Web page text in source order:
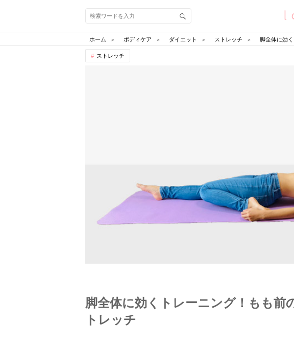
ホーム ボディケア ダイエット ストレッチ 脚全体に効
ストレッチ
脚全体に効くトレーニング！もも前
トレッチ